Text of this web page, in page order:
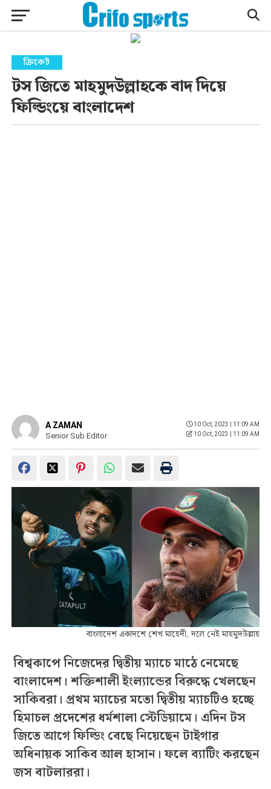
ক্রিকেট
টস জিতে মাহমুদউল্লাহকে বাদ দিয়ে
ফিল্ডিংয়ে বাংলাদেশ
A ZAMAN
Senior Sub Editor
10 Oct, 2023 | 11:09 AM
10 Oct, 2023 | 11:09 AM
বাংলাদেশ একাদশে শেখ মাহেদী, দলে নেই মাহমুদউল্লাহ
বিশ্বকাপে নিজেদের দ্বিতীয় ম্যাচে মাঠে নেমেছে
বাংলাদেশ। শক্তিশালী ইংল্যান্ডের বিরুদ্ধে খেলছেন
সাকিবরা। প্রথম ম্যাচের মতো দ্বিতীয় ম্যাচটিও হচ্ছে
হিমাচল প্রদেশের ধর্মশালা স্টেডিয়ামে। এদিন টস
জিতে আগে ফিল্ডিং বেছে নিয়েছেন টাইগার
অধিনায়ক সাকিব আল হাসান। ফলে ব্যাটিং করছেন
জস বাটলাররা।